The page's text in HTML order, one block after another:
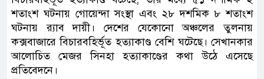
শতাংশ ঘটনায় গোয়েন্দা সংস্থা এবং ২৮ দশমিক ৮ শতাংশ
ঘটনায় র‍্যাব দায়ী। দেশের যেকোনো অঞ্চলের তুলনায়
কক্সবাজারে বিচারবহির্ভূত হত্যাকাণ্ড বেশি ঘটেছে। সেখানকার
আলোচিত মেজর সিনহা হত্যাকাণ্ডের কথা উঠে এসেছে
প্রতিবেদনে।